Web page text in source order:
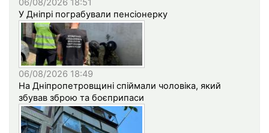
06/08/2026 18:51
У Дніпрі пограбували пенсіонерку
06/08/2026 18:49
На Дніпропетровщині спіймали чоловіка, який
збував зброю та боєприпаси